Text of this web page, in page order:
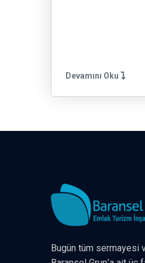
Devamını Oku
Bugün tüm sermayesi